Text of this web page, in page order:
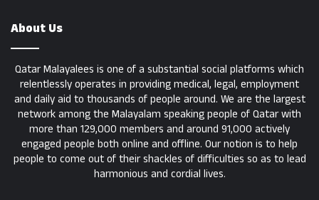
About Us
Qatar Malayalees is one of a substantial social platforms which
relentlessly operates in providing medical, legal, employment
and daily aid to thousands of people around. We are the largest
network among the Malayalam speaking people of Qatar with
more than 129,000 members and around 91,000 actively
engaged people both online and offline. Our notion is to help
people to come out of their shackles of difficulties so as to lead
harmonious and cordial lives.